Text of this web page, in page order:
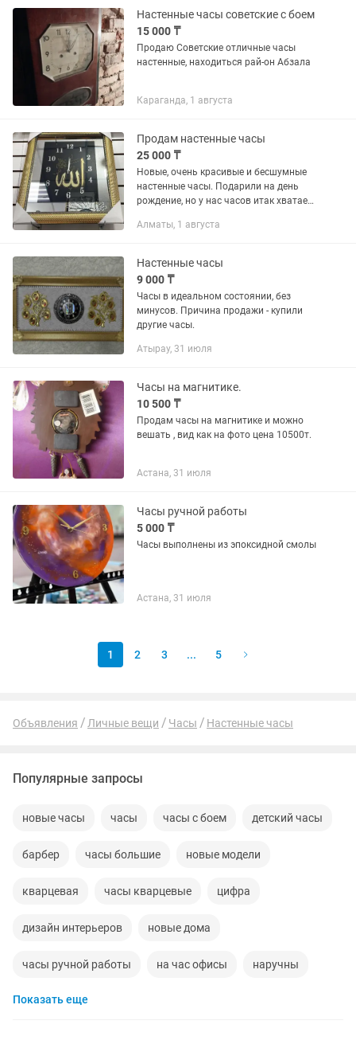
Настенные часы советские с боем
15 000 ₸
Продаю Советские отличные часы
настенные, находиться рай-он Абзала
Караганда, 1 августа
Продам настенные часы
25 000 ₸
Новые, очень красивые и бесшумные
настенные часы. Подарили на день
рождение, но у нас часов итак хватает).
продажу. Высота 60 см, ширина 50 см.
Алматы, 1 августа
Настенные часы
9 000 ₸
Часы в идеальном состоянии, без
минусов. Причина продажи - купили
другие часы.
Атырау, 31 июля
Часы на магнитике.
10 500 ₸
Продам часы на магнитике и можно
вешать , вид как на фото цена 10500т.
Астана, 31 июля
Часы ручной работы
5 000 ₸
Часы выполнены из эпоксидной смолы
Астана, 31 июля
1 2 3 ... 5
Объявления Личные вещи Часы Настенные часы
Популярные запросы
новые часы часы часы с боем детский часы
барбер часы большие новые модели
кварцевая часы кварцевые цифра
дизайн интерьеров новые дома
часы ручной работы на час офисы наручны
термометры
Показать еще